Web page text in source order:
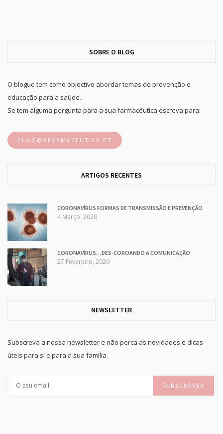
SOBRE O BLOG
O blogue tem como objectivo abordar temas de prevenção e
educação para a saúde.
Se tem alguma pergunta para a sua farmacêutica escreva para:
BLOG@AFARMACEUTICA.PT
ARTIGOS RECENTES
CORONAVÍRUS FORMAS DE TRANSMISSÃO E PREVENÇÃO
4 Março, 2020
CORONAVÍRUS…DES-COROANDO A COMUNICAÇÃO
27 Fevereiro, 2020
NEWSLETTER
Subscreva a nossa newsletter e não perca as novidades e dicas
úteis para si e para a sua família.